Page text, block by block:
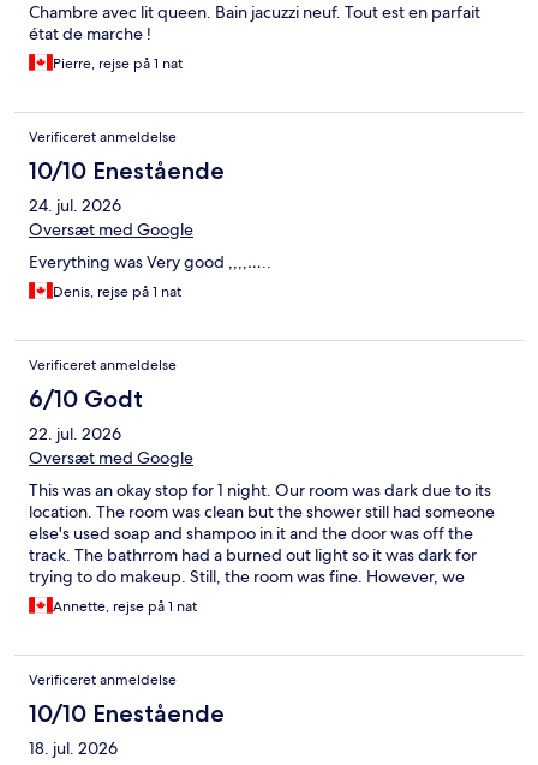
Chambre avec lit queen. Bain jacuzzi neuf. Tout est en parfait
état de marche !
Pierre, rejse på 1 nat
Verificeret anmeldelse
10/10 Enestående
24. jul. 2026
Oversæt med Google
Everything was Very good ,,,,…..
Denis, rejse på 1 nat
Verificeret anmeldelse
6/10 Godt
22. jul. 2026
Oversæt med Google
This was an okay stop for 1 night. Our room was dark due to its
location. The room was clean but the shower still had someone
else's used soap and shampoo in it and the door was off the
track. The bathrrom had a burned out light so it was dark for
trying to do makeup. Still, the room was fine. However, we
booked through a third party where we found this hotel. The
rate was good and we booked. We indicated we had
and could be seen. We stay in about 60 hotels/motels a year on
bike trips and this is always a priority for us. On check-in I asked
about lower floor or view of the lot. I was told we had booked an
'economy room' so that is what we get. There were 3 rooms
without direct views of the parking lot and we got one of them.
Annette, rejse på 1 nat
Verificeret anmeldelse
10/10 Enestående
18. jul. 2026